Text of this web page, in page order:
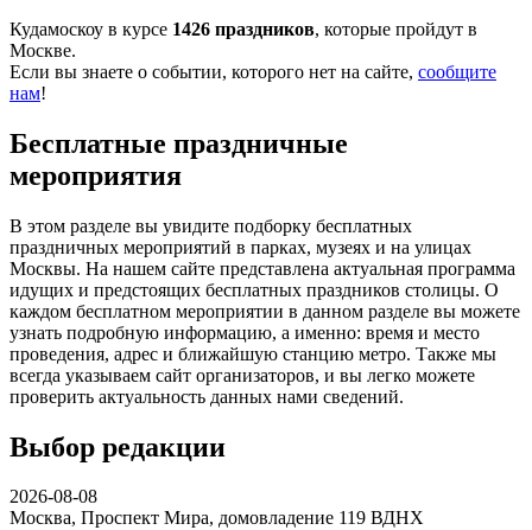
Кудамоскоу в курсе 1426 праздников, которые пройдут в
Москве.
Если вы знаете о событии, которого нет на сайте, сообщите
нам!
Бесплатные праздничные
мероприятия
В этом разделе вы увидите подборку бесплатных
праздничных мероприятий в парках, музеях и на улицах
Москвы. На нашем сайте представлена актуальная программа
идущих и предстоящих бесплатных праздников столицы. О
каждом бесплатном мероприятии в данном разделе вы можете
узнать подробную информацию, а именно: время и место
проведения, адрес и ближайшую станцию метро. Также мы
всегда указываем сайт организаторов, и вы легко можете
проверить актуальность данных нами сведений.
Выбор редакции
2026-08-08
Москва, Проспект Мира, домовладение 119 ВДНХ